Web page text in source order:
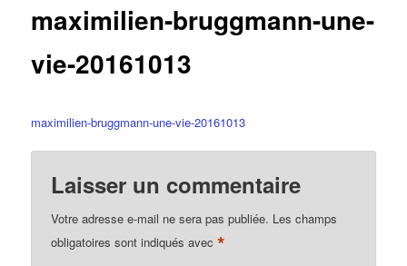
maximilien-bruggmann-une-
vie-20161013
maximilien-bruggmann-une-vie-20161013
Laisser un commentaire
Votre adresse e-mail ne sera pas publiée. Les champs
obligatoires sont indiqués avec*